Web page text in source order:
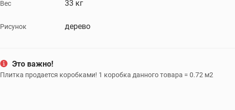
Вес 33 кг
Рисунок дерево
Это важно!
Плитка продается коробками! 1 коробка данного товара = 0.72 м2